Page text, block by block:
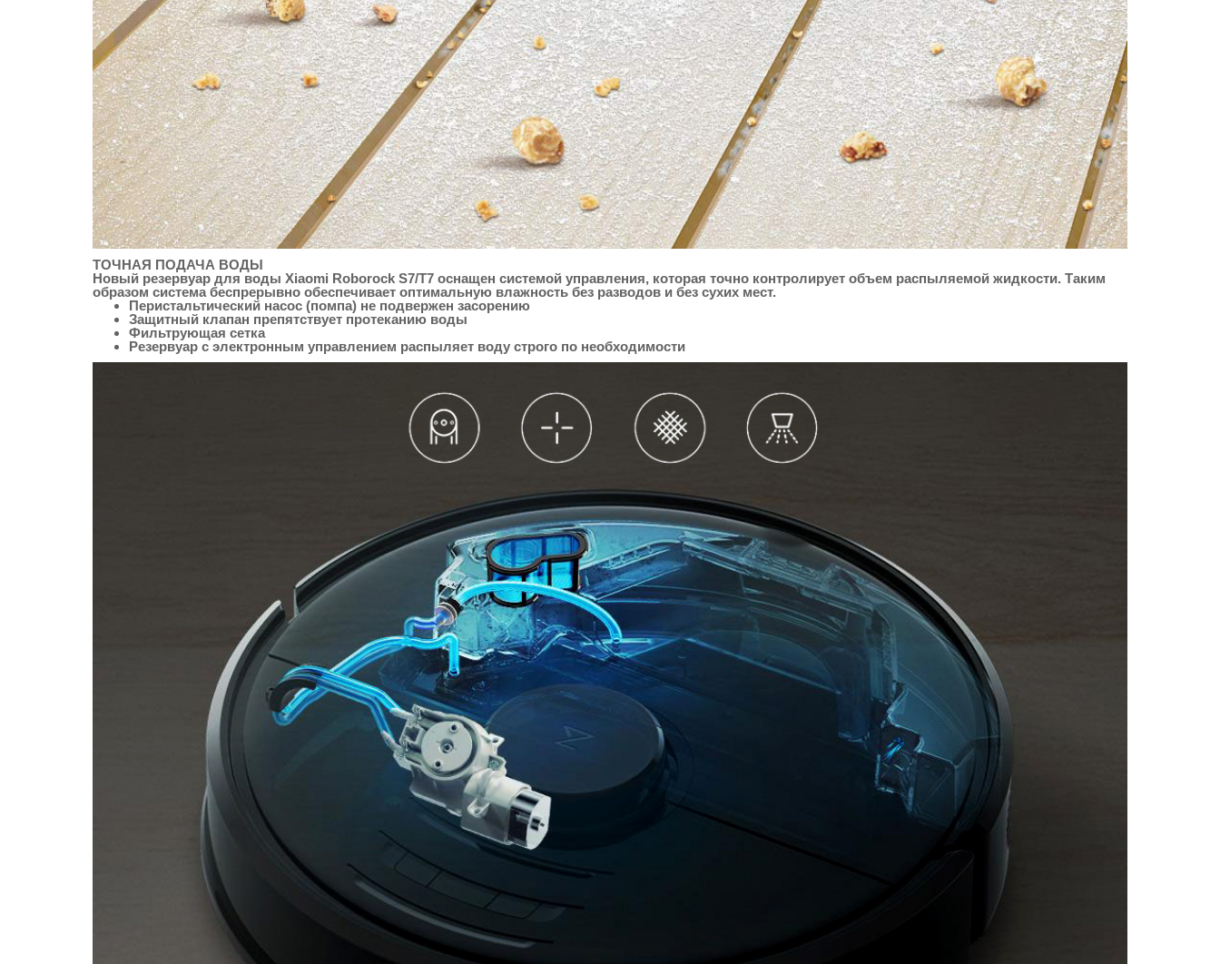
ТОЧНАЯ ПОДАЧА ВОДЫ
Новый резервуар для воды Xiaomi Roborock S7/T7 оснащен системой управления, которая точно контролирует объем распыляемой жидкости. Таким
образом система беспрерывно обеспечивает оптимальную влажность без разводов и без сухих мест.
Перистальтический насос (помпа) не подвержен засорению
Защитный клапан препятствует протеканию воды
Фильтрующая сетка
Резервуар с электронным управлением распыляет воду строго по необходимости